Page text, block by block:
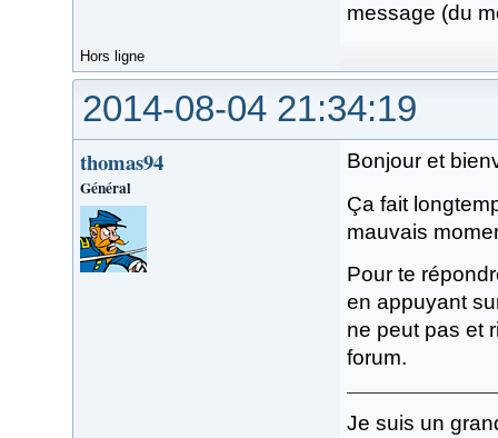
message (du
Hors ligne
2014-08-04 21:34:19
thomas94
Général
Bonjour et
Ça fait
mauvais
Pour te
en appuyant
ne peut pas et
forum.
Je suis un